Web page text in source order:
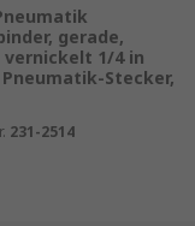
gerade,
vernickelt 1/4 in
Stecker,
231-2514